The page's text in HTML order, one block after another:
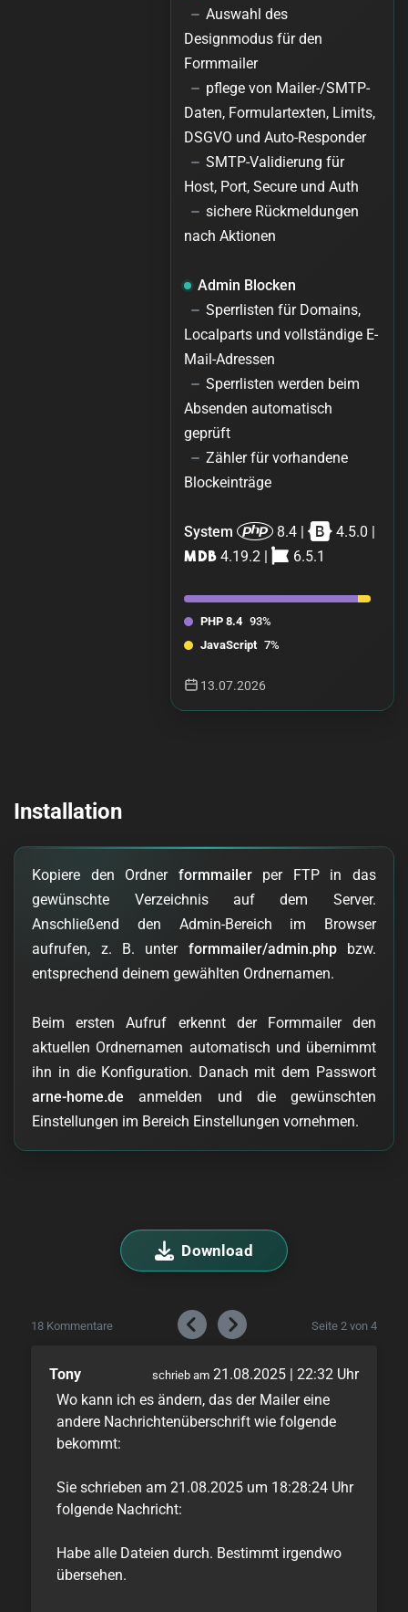
Auswahl des
Designmodus für den
Formmailer
pflege von Mailer-/SMTP-
Daten, Formulartexten, Limits,
DSGVO und Auto-Responder
SMTP-Validierung für
Host, Port, Secure und Auth
sichere Rückmeldungen
nach Aktionen
Admin Blocken
Sperrlisten für Domains,
Localparts und vollständige E-
Mail-Adressen
Sperrlisten werden beim
Absenden automatisch
geprüft
Zähler für vorhandene
Blockeinträge
System 8.4 |
4.5.0 |
4.19.2 |
6.5.1
PHP 8.4 93%
JavaScript 7%
13.07.2026
Installation
Kopiere den Ordner formmailerper FTP in das
gewünschte Verzeichnis auf dem Server.
Anschließend den Admin-Bereich im Browser
aufrufen, z. B. unter formmailer/admin.phpbzw.
entsprechend deinem gewählten Ordnernamen.
Beim ersten Aufruf erkennt der Formmailer den
aktuellen Ordnernamen automatisch und übernimmt
ihn in die Konfiguration. Danach mit dem Passwort
arne-home.de anmelden und die gewünschten
Einstellungen im Bereich Einstellungen vornehmen.
Download
18 Kommentare Seite 2 von 4
Tony schrieb am 21.08.2025 | 22:32 Uhr
Wo kann ich es ändern, das der Mailer eine
andere Nachrichtenüberschrift wie folgende
bekommt:
Sie schrieben am 21.08.2025 um 18:28:24 Uhr
folgende Nachricht:
Habe alle Dateien durch. Bestimmt irgendwo
übersehen.